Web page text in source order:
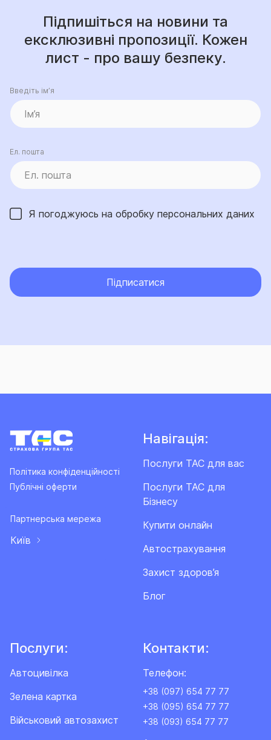
Підпишіться на новини та
ексклюзивні пропозиції. Кожен
лист - про вашу безпеку.
Введіть ім’я
Ел. пошта
Я погоджуюсь на обробку персональних даних
Підписатися
Політика конфіденційності
Публічні оферти
Партнерська мережа
Київ
Навігація:
Послуги ТАС для вас
Послуги ТАС для
Бізнесу
Купити онлайн
Автострахування
Захист здоров’я
Блог
Послуги:
Автоцивілка
Зелена картка
Військовий автозахист
Контакти:
Телефон:
+38 (097) 654 77 77
+38 (095) 654 77 77
+38 (093) 654 77 77